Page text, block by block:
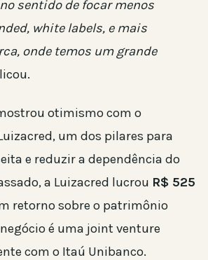
sentido de focar menos
white labels, e mais
onde temos um grande
otimismo com o
um dos pilares para
e reduzir a dependência do
a Luizacred lucrou R$ 525
retorno sobre o patrimônio
negócio é uma joint venture
com o Itaú Unibanco.